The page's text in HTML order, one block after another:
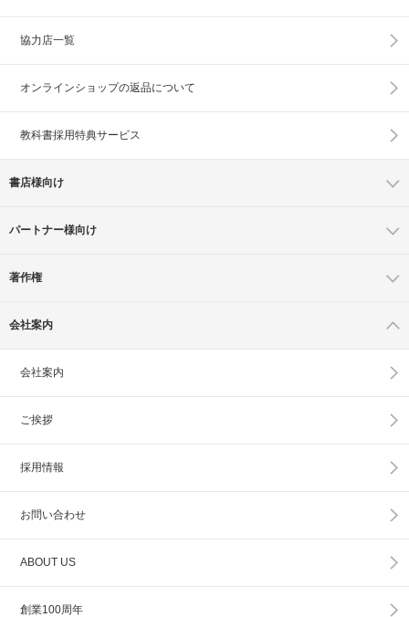
協力店一覧
オンラインショップの返品について
教科書採用特典サービス
書店様向け
パートナー様向け
著作権
会社案内
会社案内
ご挨拶
採用情報
お問い合わせ
ABOUT US
創業100周年